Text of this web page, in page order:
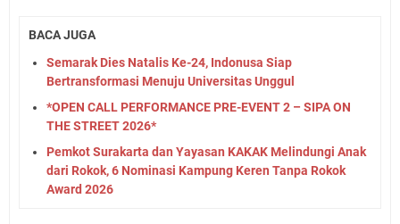
BACA JUGA
Semarak Dies Natalis Ke-24, Indonusa Siap
Bertransformasi Menuju Universitas Unggul
*OPEN CALL PERFORMANCE PRE-EVENT 2 – SIPA ON
THE STREET 2026*
Pemkot Surakarta dan Yayasan KAKAK Melindungi Anak
dari Rokok, 6 Nominasi Kampung Keren Tanpa Rokok
Award 2026